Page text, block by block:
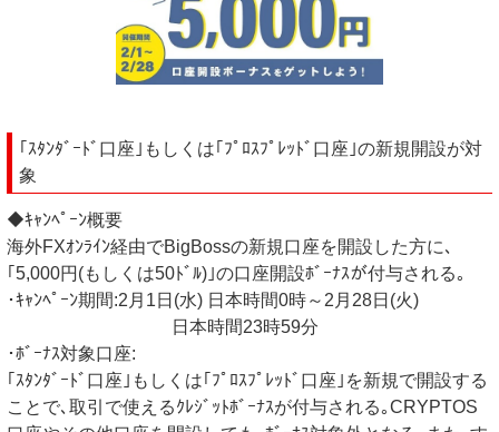
｢ｽﾀﾝﾀﾞｰﾄﾞ口座｣もしくは｢ﾌﾟﾛｽﾌﾟﾚｯﾄﾞ口座｣の新規開設が対
象
◆ｷｬﾝﾍﾟｰﾝ概要
海外FXｵﾝﾗｲﾝ経由でBigBossの新規口座を開設した方に､
｢5,000円(もしくは50ﾄﾞﾙ)｣の口座開設ﾎﾞｰﾅｽが付与される｡
･ｷｬﾝﾍﾟｰﾝ期間:2月1日(水) 日本時間0時～2月28日(火)
日本時間23時59分
･ﾎﾞｰﾅｽ対象口座:
｢ｽﾀﾝﾀﾞｰﾄﾞ口座｣もしくは｢ﾌﾟﾛｽﾌﾟﾚｯﾄﾞ口座｣を新規で開設する
ことで､取引で使えるｸﾚｼﾞｯﾄﾎﾞｰﾅｽが付与される｡CRYPTOS